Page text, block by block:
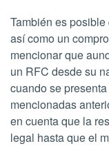
También es
así como un
mencionar que
un RFC desde su
cuando se
mencionadas
en cuenta que la
legal hasta que el